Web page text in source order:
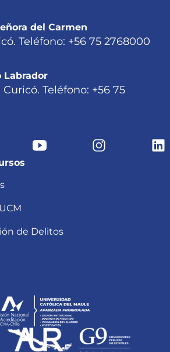
del Carmen
Teléfono: +56 75 2768000
Labrador
Teléfono: +56 75
de Delitos